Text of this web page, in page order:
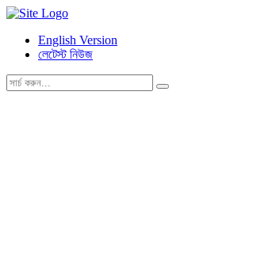
English Version
লেটেস্ট নিউজ